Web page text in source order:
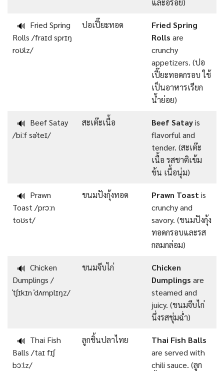
และอร่อย)
🔊 Fried Spring
Rolls /fraɪd sprɪŋ
roʊlz/
ปอเปี๊ยะทอด
Fried Spring
Rolls are
crunchy
appetizers. (ปอ
เปี๊ยะทอดกรอบ ใช้
เป็นอาหารเรียก
น้ำย่อย)
🔊 Beef Satay
/biːf səˈteɪ/
สะเต๊ะเนื้อ Beef Satayis
flavorful and
tender. (สะเต๊ะ
เนื้อ รสชาติเข้ม
ข้น เนื้อนุ่ม)
🔊 Prawn
Toast /prɔːn
toʊst/
ขนมปังกุ้งทอด Prawn Toast is
crunchy and
savory. (ขนมปังกุ้ง
ทอดกรอบและรส
กลมกล่อม)
🔊 Chicken
Dumplings /
ˈtʃɪkɪn ˈdʌmplɪŋz/
ขนมจีบไก่
Chicken
Dumplings are
steamed and
juicy. (ขนมจีบไก่
นึ่งรสชุ่มฉ่ำ)
🔊 Thai Fish
Balls /taɪ fɪʃ
bɔːlz/
ลูกชิ้นปลาไทย
Thai Fish Balls
are served with
chili sauce. (ลูก